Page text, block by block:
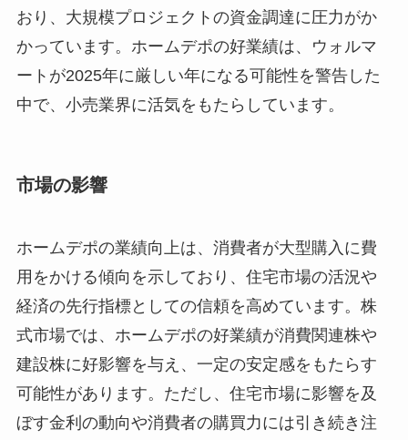
おり、大規模プロジェクトの資金調達に圧力がか
かっています。ホームデポの好業績は、ウォルマ
ートが2025年に厳しい年になる可能性を警告した
中で、小売業界に活気をもたらしています。
市場の影響
ホームデポの業績向上は、消費者が大型購入に費
用をかける傾向を示しており、住宅市場の活況や
経済の先行指標としての信頼を高めています。株
式市場では、ホームデポの好業績が消費関連株や
建設株に好影響を与え、一定の安定感をもたらす
可能性があります。ただし、住宅市場に影響を及
ぼす金利の動向や消費者の購買力には引き続き注